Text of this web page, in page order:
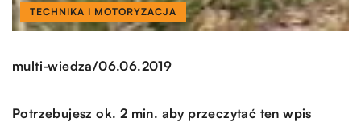
TECHNIKA I MOTORYZACJA
multi-wiedza/06.06.2019
Potrzebujesz ok. 2 min. aby przeczytać ten wpis